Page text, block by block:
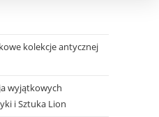
kolekcje antycznej
wyjątkowych
i Sztuka Lion